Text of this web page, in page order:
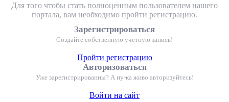
Для того чтобы стать полноценным пользователем нашего
портала, вам необходимо пройти регистрацию.
Зарегистрироваться
Создайте собственную учетную запись!
Пройти регистрацию
Авторизоваться
Уже зарегистрированны? А ну-ка живо авторизуйтесь!
Войти на сайт